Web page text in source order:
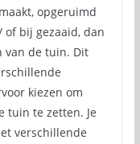
opgeruimd
bij gezaaid, dan
van de tuin. Dit
kiezen om
tuin te zetten. Je
verschillende